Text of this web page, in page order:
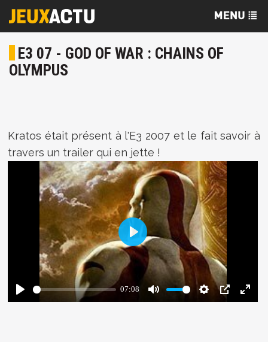
E3 07 - GOD OF WAR : CHAINS OF
OLYMPUS
Kratos était présent à l'E3 2007 et le fait savoir à
travers un trailer qui en jette !